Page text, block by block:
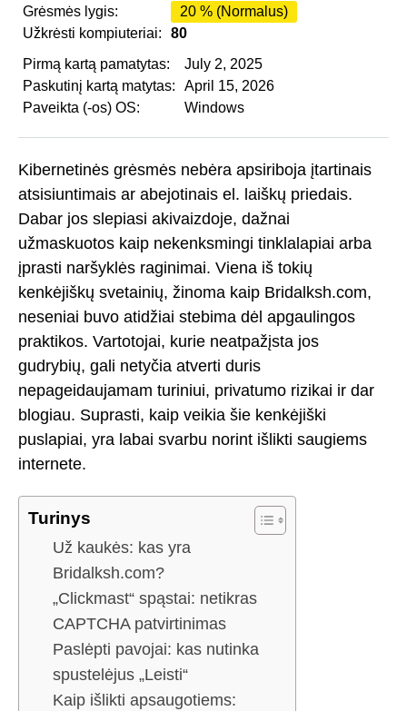
Grėsmės lygis:
20 % (Normalus)
Užkrėsti kompiuteriai:
80
Pirmą kartą pamatytas:
July 2, 2025
Paskutinį kartą matytas:
April 15, 2026
Paveikta (-os) OS:
Windows
Kibernetinės grėsmės nebėra apsiriboja įtartinais
atsisiuntimais ar abejotinais el. laiškų priedais.
Dabar jos slepiasi akivaizdoje, dažnai
užmaskuotos kaip nekenksmingi tinklalapiai arba
įprasti naršyklės raginimai. Viena iš tokių
kenkėjiškų svetainių, žinoma kaip Bridalksh.com,
neseniai buvo atidžiai stebima dėl apgaulingos
praktikos. Vartotojai, kurie neatpažįsta jos
gudrybių, gali netyčia atverti duris
nepageidaujamam turiniui, privatumo rizikai ir dar
blogiau. Suprasti, kaip veikia šie kenkėjiški
puslapiai, yra labai svarbu norint išlikti saugiems
internete.
Turinys
Už kaukės: kas yra
Bridalksh.com?
„Clickmast“ spąstai: netikras
CAPTCHA patvirtinimas
Paslėpti pavojai: kas nutinka
spustelėjus „Leisti“
Kaip išlikti apsaugotiems: